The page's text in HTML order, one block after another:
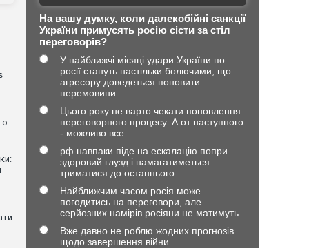
На вашу думку, коли далекобійні санкції
України примусять росію сісти за стіл
переговорів?
У найближчі місяці удари України по
росії стануть настільки болючими, що
агресору доведеться поновити
перемовини
Цього року не варто чекати поновлення
переговорного процесу. А от наступного
- можливо все
рф навпаки піде на ескалацію попри
здоровий глузд і намагатиметься
триматися до останнього
Найближчим часом росія може
погодитись на переговори, але
серйозних намірів росіяни не матимуть
Вже давно не роблю жодних прогнозів
щодо завершення війни